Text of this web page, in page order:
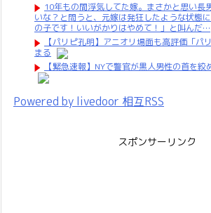
10年もの間浮気してた嫁。まさかと思い長
いな？と問うと、元嫁は発狂したような状態
の子です！いいがかりはやめて！」と叫んだ…
【パリピ孔明】アニオリ場面も高評価「パ
まる
【緊急速報】NYで警官が黒人男性の首を
Powered by livedoor 相互RSS
スポンサーリンク